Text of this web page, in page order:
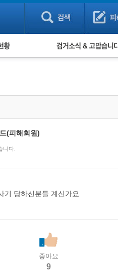
례
해사례
검거 소식
(피해회원)
니다.
기 당하신분들 계신가요
좋아요
9